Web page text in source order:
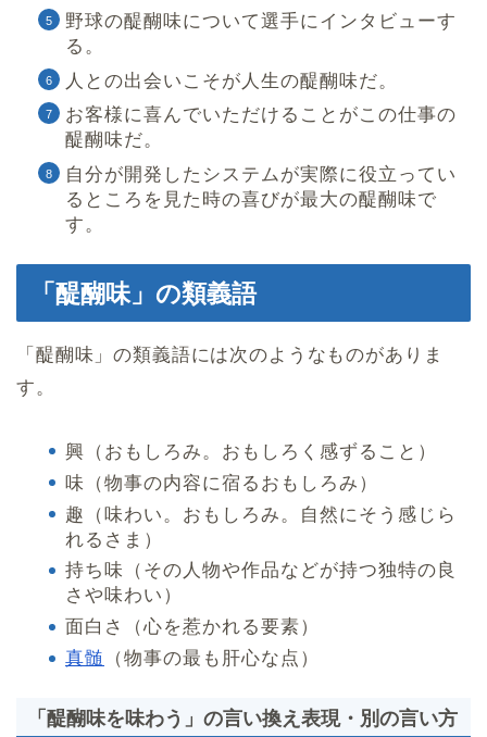
野球の醍醐味について選手にインタビューす
る。
人との出会いこそが人生の醍醐味だ。
お客様に喜んでいただけることがこの仕事の
醍醐味だ。
自分が開発したシステムが実際に役立ってい
るところを見た時の喜びが最大の醍醐味で
す。
「醍醐味」の類義語
「醍醐味」の類義語には次のようなものがありま
す。
興（おもしろみ。おもしろく感ずること）
味（物事の内容に宿るおもしろみ）
趣（味わい。おもしろみ。自然にそう感じら
れるさま）
持ち味（その人物や作品などが持つ独特の良
さや味わい）
面白さ（心を惹かれる要素）
真髄
（物事の最も肝心な点）
「醍醐味を味わう」の言い換え表現・別の言い方